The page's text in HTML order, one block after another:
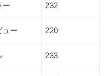
ー 232
ュー 220
233